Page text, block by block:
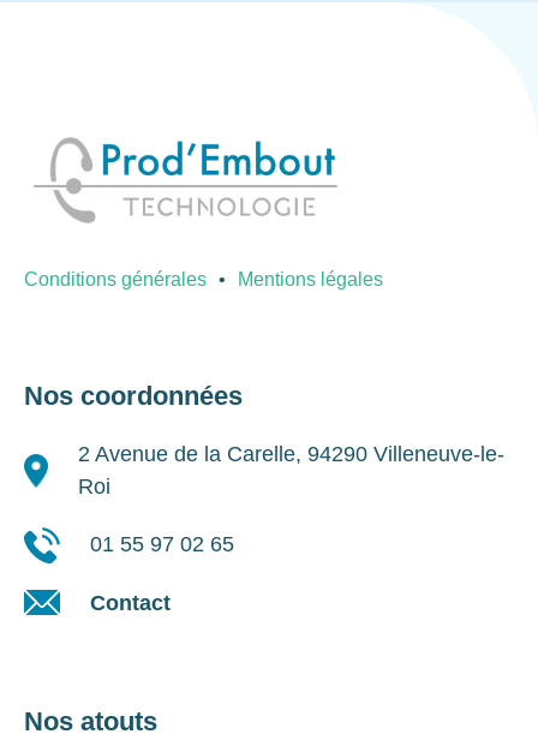
Conditions générales Mentions légales
Nos coordonnées
2 Avenue de la Carelle, 94290 Villeneuve-le-
Roi
01 55 97 02 65
Contact
Nos atouts